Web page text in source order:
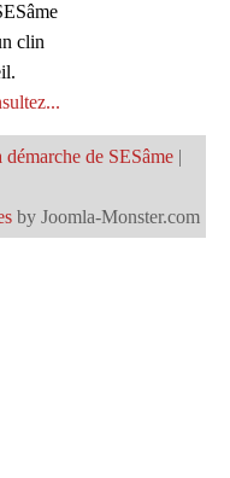
clin
démarche de SESâme |
by Joomla-Monster.com